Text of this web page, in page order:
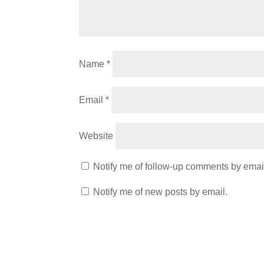
Name*
Email*
Website
Notify me of follow-up comments by
Notify me of new posts by email.